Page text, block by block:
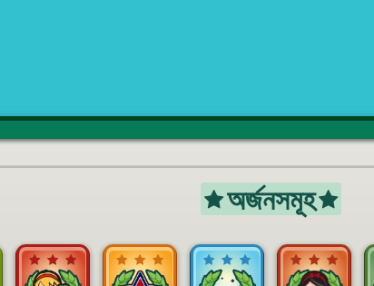
অর্জনসমূহ